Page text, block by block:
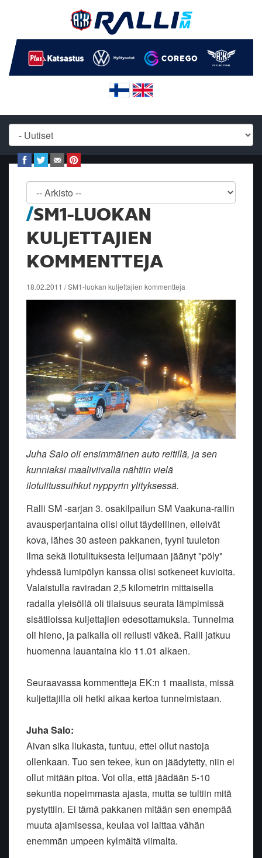
SM1-LUOKAN
KULJETTAJIEN
KOMMENTTEJA
18.02.2011 / SM1-luokan kuljettajien kommentteja
Juha Salo oli ensimmäinen auto reitillä, ja sen
kunniaksi maaliviivalla nähtiin vielä
ilotulitussuihkut nyppyrin ylityksessä.
Ralli SM -sarjan 3. osakilpailun SM Vaakuna-rallin
avausperjantaina olisi ollut täydellinen, elleivät
kova, lähes 30 asteen pakkanen, tyyni tuuleton
ilma sekä ilotulituksesta leijumaan jäänyt "pöly"
yhdessä lumipölyn kanssa olisi sotkeneet kuvioita.
Valaistulla raviradan 2,5 kilometrin mittaisella
radalla yleisöllä oli tilaisuus seurata lämpimissä
sisätiloissa kuljettajien edesottamuksia. Tunnelma
oli hieno, ja paikalla oli reilusti väkeä. Ralli jatkuu
huomenna lauantaina klo 11.01 alkaen.
Seuraavassa kommentteja EK:n 1 maalista, missä
kuljettajilla oli hetki aikaa kertoa tunnelmistaan.
Juha Salo:
Aivan sika liukasta, tuntuu, ettei ollut nastoja
ollenkaan. Tuo sen tekee, kun on jäädytetty, niin ei
ollut mitään pitoa. Voi olla, että jäädään 5-10
sekuntia nopeimmasta ajasta, mutta se tultiin mitä
pystyttiin. Ei tämä pakkanen mitään sen enempää
muuta ajamisessa, keulaa voi laittaa vähän
enemmän umpeen kylmältä viimalta.